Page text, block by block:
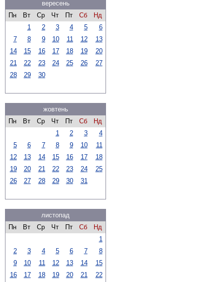
вересень
Пн
Вт Ср Чт Пт Сб
Нд
1
2 3 4 5
6
7
8 9 10 11 12
13
14
15 16 17 18 19
20
21
22 23 24 25 26
27
28
29 30
жовтень
Пн
Вт Ср Чт Пт Сб
Нд
1
2 3
4
5
6 7 8 9 10
11
12
13 14 15 16 17
18
19
20 21 22 23 24
25
26
27 28 29 30 31
листопад
Пн
Вт Ср Чт Пт Сб
Нд
1
2
3 4 5 6 7
8
9
10 11 12 13 14
15
16
17 18 19 20 21 22